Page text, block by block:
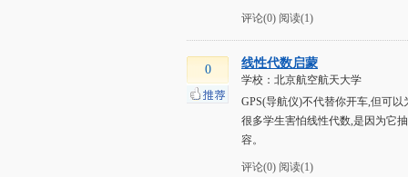
评论(0) 阅读(1)
0 线性代数启蒙
学校：北京航空航天大学
GPS(导航仪)不代替你开车,但可
很多学生害怕线性代数,是因为它
容。
评论(0) 阅读(1)